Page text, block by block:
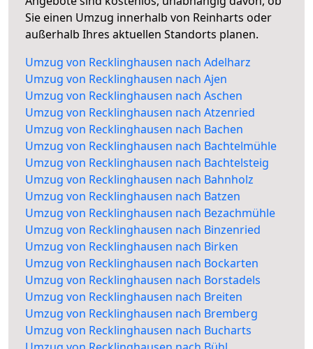
Sie einen Umzug innerhalb von Reinharts oder
außerhalb Ihres aktuellen Standorts planen.
Umzug von Recklinghausen nach Adelharz
Umzug von Recklinghausen nach Ajen
Umzug von Recklinghausen nach Aschen
Umzug von Recklinghausen nach Atzenried
Umzug von Recklinghausen nach Bachen
Umzug von Recklinghausen nach Bachtelmühle
Umzug von Recklinghausen nach Bachtelsteig
Umzug von Recklinghausen nach Bahnholz
Umzug von Recklinghausen nach Batzen
Umzug von Recklinghausen nach Bezachmühle
Umzug von Recklinghausen nach Binzenried
Umzug von Recklinghausen nach Birken
Umzug von Recklinghausen nach Bockarten
Umzug von Recklinghausen nach Borstadels
Umzug von Recklinghausen nach Breiten
Umzug von Recklinghausen nach Bremberg
Umzug von Recklinghausen nach Bucharts